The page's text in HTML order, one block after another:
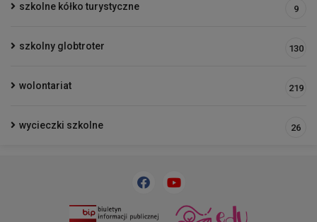
szkolne kółko turystyczne 9
szkolny globtroter 130
wolontariat 219
wycieczki szkolne 26